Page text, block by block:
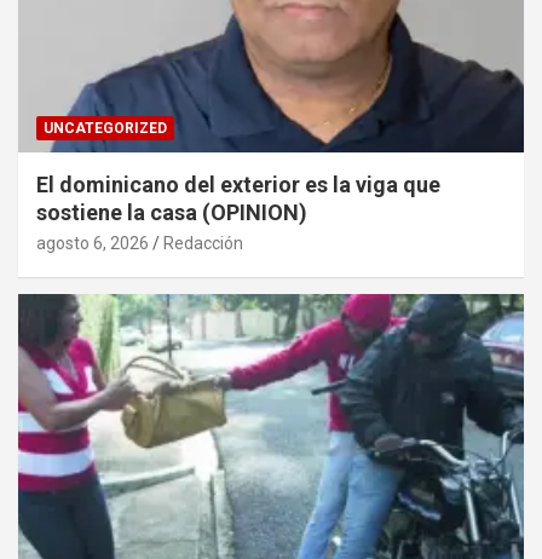
UNCATEGORIZED
El dominicano del exterior es la viga que
sostiene la casa (OPINION)
agosto 6, 2026 Redacción